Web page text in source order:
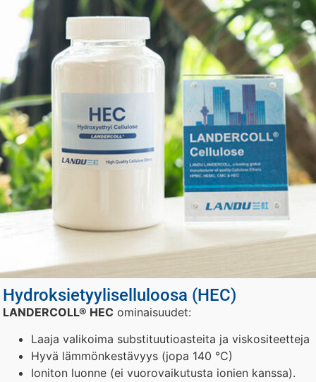
Hydroksietyyliselluloosa (HEC)
LANDERCOLL® HEC ominaisuudet:
Laaja valikoima substituutioasteita ja viskositeetteja
Hyvä lämmönkestävyys (jopa 140 °C)
Ioniton luonne (ei vuorovaikutusta ionien kanssa).